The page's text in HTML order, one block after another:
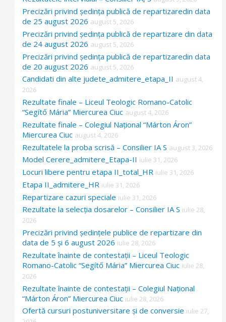
Precizări privind ședința publică de repartizaredin data
de 25 august 2026 august 5, 2026
Precizări privind ședința publică de repartizare din data
de 24 august 2026 august 5, 2026
Precizări privind ședința publică de repartizaredin data
de 20 august 2026 august 5, 2026
Candidati din alte judete_admitere_etapa_II august 4,
2026
Rezultate finale – Liceul Teologic Romano-Catolic
“Segítő Mária” Miercurea Ciuc august 4, 2026
Rezultate finale – Colegiul Național “Márton Áron”
Miercurea Ciuc august 4, 2026
Rezultatele la proba scrisă – Consilier IA S august 3, 2026
Model Cerere_admitere_Etapa-II iulie 31, 2026
Locuri libere pentru etapa II_total_HR iulie 31, 2026
Etapa II_admitere_HR iulie 31, 2026
Repartizare cazuri speciale iulie 31, 2026
Rezultate la selecția dosarelor – Consilier IA S iulie 28,
2026
Precizări privind ședințele publice de repartizare din
data de 5 și 6 august 2026 iulie 28, 2026
Rezultate înainte de contestații – Liceul Teologic
Romano-Catolic “Segítő Mária” Miercurea Ciuc iulie 28,
2026
Rezultate înainte de contestații – Colegiul Național
“Márton Áron” Miercurea Ciuc iulie 28, 2026
Ofertă cursuri postuniversitare și de conversie iulie 27,